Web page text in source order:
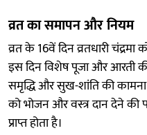
व्रत का समापन और नियम
व्रत के 16वें दिन व्रतधारी
इस दिन विशेष पूजा और आरती
समृद्धि और सुख-शांति की कामना
को भोजन और वस्त्र दान देने की
प्राप्त होता है।